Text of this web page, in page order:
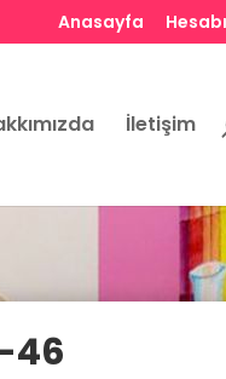
Anasayfa
İletişim
46